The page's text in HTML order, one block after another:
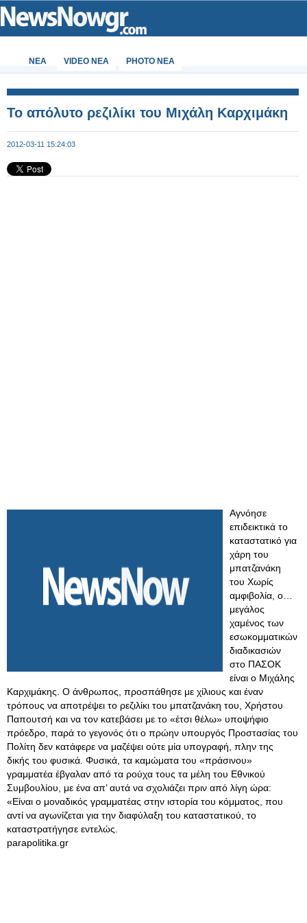
ΝΕΑ VIDEO NEA PHOTO NEA
Το απόλυτο ρεζιλίκι του Μιχάλη Καρχιμάκη
2012-03-11 15:24:03
Αγνόησε
επιδεικτικά το
καταστατικό για
χάρη του
μπατζανάκη
του Χωρίς
αμφιβολία, ο…
μεγάλος
χαμένος των
εσωκομματικών
διαδικασιών
στο ΠΑΣΟΚ
είναι ο Μιχάλης
Καρχιμάκης. Ο άνθρωπος, προσπάθησε με χίλιους και έναν
τρόπους να αποτρέψει το ρεζιλίκι του μπατζανάκη του, Χρήστου
Παπουτσή και να τον κατεβάσει με το «έτσι θέλω» υποψήφιο
πρόεδρο, παρά το γεγονός ότι ο πρώην υπουργός Προστασίας του
Πολίτη δεν κατάφερε να μαζέψει ούτε μία υπογραφή, πλην της
δικής του φυσικά. Φυσικά, τα καμώματα του «πράσινου»
γραμματέα έβγαλαν από τα ρούχα τους τα μέλη του Εθνικού
Συμβουλίου, με ένα απ’ αυτά να σχολιάζει πριν από λίγη ώρα:
«Είναι ο μοναδικός γραμματέας στην ιστορία του κόμματος, που
αντί να αγωνίζεται για την διαφύλαξη του καταστατικού, το
καταστρατήγησε εντελώς.
parapolitika.gr